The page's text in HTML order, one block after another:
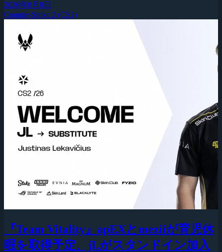
2026年8月8日
Counter-Strike 2 (CS2)
『Team Vitality』apEXとmeziiが育児休
暇を取得予定、jLがスタンドイン加入